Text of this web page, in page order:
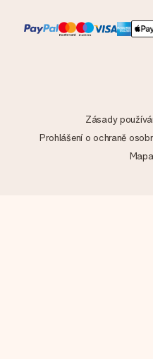
Zásady
Prohlášení o ochraně